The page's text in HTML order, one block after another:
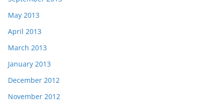
May 2013
April 2013
March 2013
January 2013
December 2012
November 2012